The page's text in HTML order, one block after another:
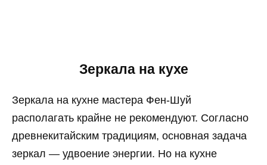
Зеркала на кухе
Зеркала на кухне мастера Фен-Шуй
располагать крайне не рекомендуют. Согласно
древнекитайским традициям, основная задача
зеркал — удвоение энергии. Но на кухне